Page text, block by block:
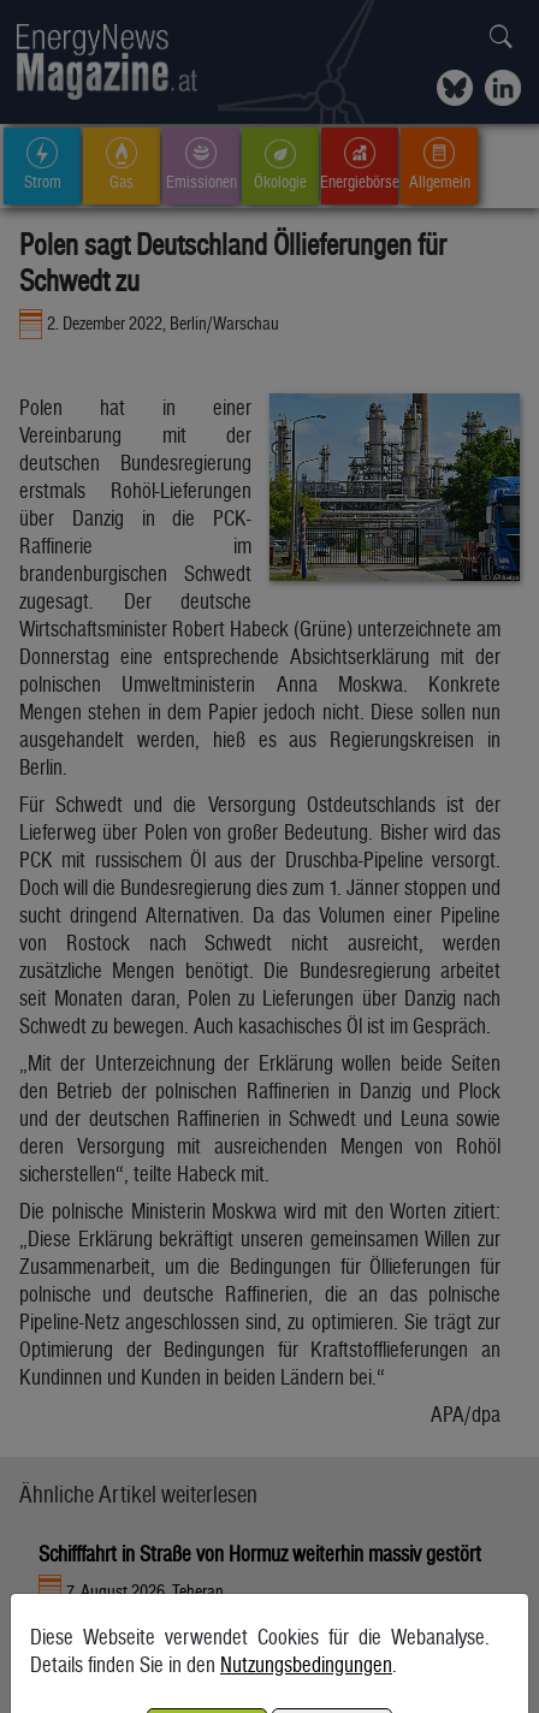
Strom Gas Emissionen Ökologie Energiebörse Allgemein
Polen sagt Deutschland Öllieferungen für
Schwedt zu
2. Dezember 2022, Berlin/Warschau
Polen hat in einer
Vereinbarung mit der
deutschen Bundesregierung
erstmals Rohöl-Lieferungen
über Danzig in die PCK-
Raffinerie im
brandenburgischen Schwedt
zugesagt. Der deutsche
Wirtschaftsminister Robert Habeck (Grüne) unterzeichnete am
Donnerstag eine entsprechende Absichtserklärung mit der
polnischen Umweltministerin Anna Moskwa. Konkrete
Mengen stehen in dem Papier jedoch nicht. Diese sollen nun
ausgehandelt werden, hieß es aus Regierungskreisen in
Berlin.
Für Schwedt und die Versorgung Ostdeutschlands ist der
Lieferweg über Polen von großer Bedeutung. Bisher wird das
PCK mit russischem Öl aus der Druschba-Pipeline versorgt.
Doch will die Bundesregierung dies zum 1. Jänner stoppen und
sucht dringend Alternativen. Da das Volumen einer Pipeline
von Rostock nach Schwedt nicht ausreicht, werden
zusätzliche Mengen benötigt. Die Bundesregierung arbeitet
seit Monaten daran, Polen zu Lieferungen über Danzig nach
Schwedt zu bewegen. Auch kasachisches Öl ist im Gespräch.
„Mit der Unterzeichnung der Erklärung wollen beide Seiten
den Betrieb der polnischen Raffinerien in Danzig und Plock
und der deutschen Raffinerien in Schwedt und Leuna sowie
deren Versorgung mit ausreichenden Mengen von Rohöl
sicherstellen“, teilte Habeck mit.
Die polnische Ministerin Moskwa wird mit den Worten zitiert:
„Diese Erklärung bekräftigt unseren gemeinsamen Willen zur
Zusammenarbeit, um die Bedingungen für Öllieferungen für
polnische und deutsche Raffinerien, die an das polnische
Pipeline-Netz angeschlossen sind, zu optimieren. Sie trägt zur
Optimierung der Bedingungen für Kraftstofflieferungen an
Kundinnen und Kunden in beiden Ländern bei.“
APA/dpa
Ähnliche Artikel weiterlesen
Schifffahrt in Straße von Hormuz weiterhin massiv gestört
7. August 2026, Teheran
Diese Webseite verwendet Cookies für die Webanalyse.
Details finden Sie in den Nutzungsbedingungen.